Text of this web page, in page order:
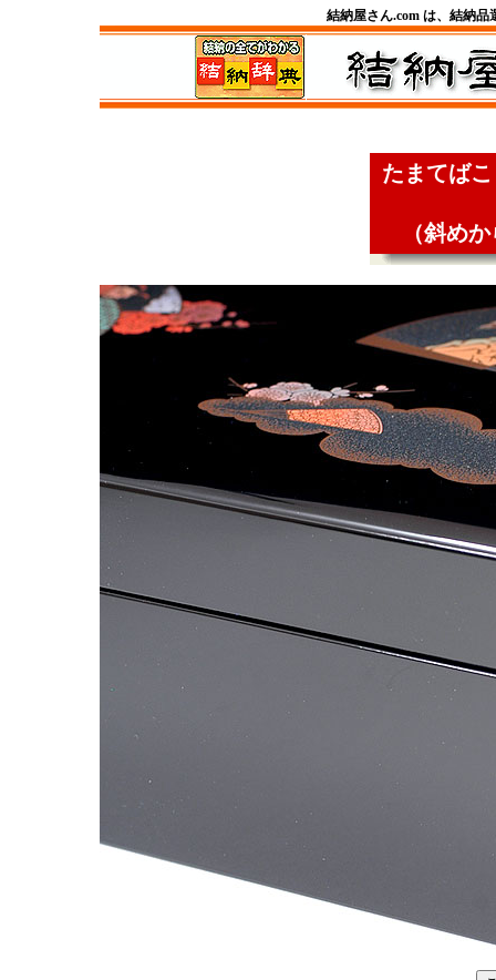
結納屋さん.com は、結納
たまてば
（斜め